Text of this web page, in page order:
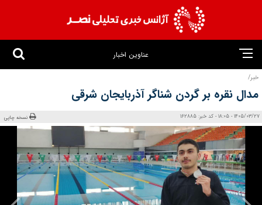
عناوین اخبار
خبر/
مدال نقره بر گردن شناگر آذربایجان‌ شرقی
1405/03/27 - 18:05 - کد خبر: 162885 نسخه چاپی